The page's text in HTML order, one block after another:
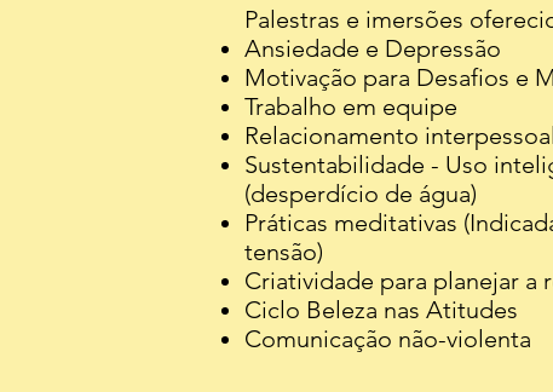
Palestras e imersões
Ansiedade e Depressão
Motivação para Desafios e
Trabalho em equipe
Relacionamento interpessoal
Sustentabilidade - Uso
(desperdício de água)
Práticas meditativas
tensão)
Criatividade para planejar a
Ciclo Beleza nas Atitudes
Comunicação não-violenta